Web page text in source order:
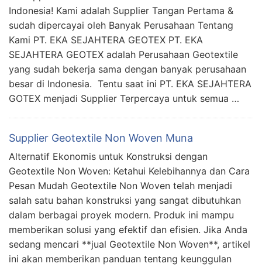
Indonesia! Kami adalah Supplier Tangan Pertama &
sudah dipercayai oleh Banyak Perusahaan Tentang
Kami PT. EKA SEJAHTERA GEOTEX PT. EKA
SEJAHTERA GEOTEX adalah Perusahaan Geotextile
yang sudah bekerja sama dengan banyak perusahaan
besar di Indonesia. Tentu saat ini PT. EKA SEJAHTERA
GOTEX menjadi Supplier Terpercaya untuk semua …
Supplier Geotextile Non Woven Muna
Alternatif Ekonomis untuk Konstruksi dengan
Geotextile Non Woven: Ketahui Kelebihannya dan Cara
Pesan Mudah Geotextile Non Woven telah menjadi
salah satu bahan konstruksi yang sangat dibutuhkan
dalam berbagai proyek modern. Produk ini mampu
memberikan solusi yang efektif dan efisien. Jika Anda
sedang mencari **jual Geotextile Non Woven**, artikel
ini akan memberikan panduan tentang keunggulan